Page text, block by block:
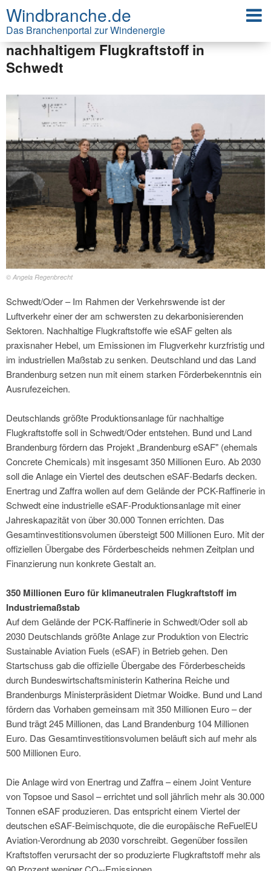
Windbranche.de
Das Branchenportal zur Windenergie
Deutschlands größte eSAF-Anlage:
350 Millionen Euro für Produktion von
nachhaltigem Flugkraftstoff in
Schwedt
© Angela Regenbrecht
Schwedt/Oder – Im Rahmen der Verkehrswende ist der
Luftverkehr einer der am schwersten zu dekarbonisierenden
Sektoren. Nachhaltige Flugkraftstoffe wie eSAF gelten als
praxisnaher Hebel, um Emissionen im Flugverkehr kurzfristig und
im industriellen Maßstab zu senken. Deutschland und das Land
Brandenburg setzen nun mit einem starken Förderbekenntnis ein
Ausrufezeichen.
Deutschlands größte Produktionsanlage für nachhaltige
Flugkraftstoffe soll in Schwedt/Oder entstehen. Bund und Land
Brandenburg fördern das Projekt „Brandenburg eSAF" (ehemals
Concrete Chemicals) mit insgesamt 350 Millionen Euro. Ab 2030
soll die Anlage ein Viertel des deutschen eSAF-Bedarfs decken.
Enertrag und Zaffra wollen auf dem Gelände der PCK-Raffinerie in
Schwedt eine industrielle eSAF-Produktionsanlage mit einer
Jahreskapazität von über 30.000 Tonnen errichten. Das
Gesamtinvestitionsvolumen übersteigt 500 Millionen Euro. Mit der
offiziellen Übergabe des Förderbescheids nehmen Zeitplan und
Finanzierung nun konkrete Gestalt an.
350 Millionen Euro für klimaneutralen Flugkraftstoff im
Industriemaßstab
Auf dem Gelände der PCK-Raffinerie in Schwedt/Oder soll ab
2030 Deutschlands größte Anlage zur Produktion von Electric
Sustainable Aviation Fuels (eSAF) in Betrieb gehen. Den
Startschuss gab die offizielle Übergabe des Förderbescheids
durch Bundeswirtschaftsministerin Katherina Reiche und
Brandenburgs Ministerpräsident Dietmar Woidke. Bund und Land
fördern das Vorhaben gemeinsam mit 350 Millionen Euro – der
Bund trägt 245 Millionen, das Land Brandenburg 104 Millionen
Euro. Das Gesamtinvestitionsvolumen beläuft sich auf mehr als
500 Millionen Euro.
Die Anlage wird von Enertrag und Zaffra – einem Joint Venture
von Topsoe und Sasol – errichtet und soll jährlich mehr als 30.000
Tonnen eSAF produzieren. Das entspricht einem Viertel der
deutschen eSAF-Beimischquote, die die europäische ReFuelEU
Aviation-Verordnung ab 2030 vorschreibt. Gegenüber fossilen
Kraftstoffen verursacht der so produzierte Flugkraftstoff mehr als